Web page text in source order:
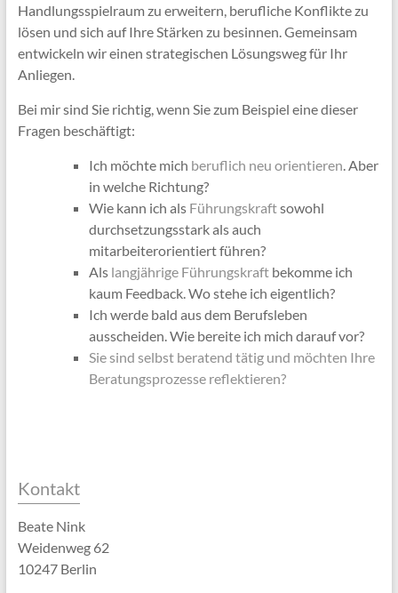
Handlungsspielraum zu erweitern, berufliche Konflikte zu
lösen und sich auf Ihre Stärken zu besinnen. Gemeinsam
entwickeln wir einen strategischen Lösungsweg für Ihr
Anliegen.
Bei mir sind Sie richtig, wenn Sie zum Beispiel eine dieser
Fragen beschäftigt:
Ich möchte mich beruflich neu orientieren . Aber
in welche Richtung?
Wie kann ich als Führungskraftsowohl
durchsetzungsstark als auch
mitarbeiterorientiert führen?
Als langjährige Führungskraftbekomme ich
kaum Feedback. Wo stehe ich eigentlich?
Ich werde bald aus dem Berufsleben
ausscheiden. Wie bereite ich mich darauf vor?
Sie sind selbst beratend tätig und möchten Ihre
Beratungsprozesse reflektieren?
Kontakt
Beate Nink
Weidenweg 62
10247 Berlin